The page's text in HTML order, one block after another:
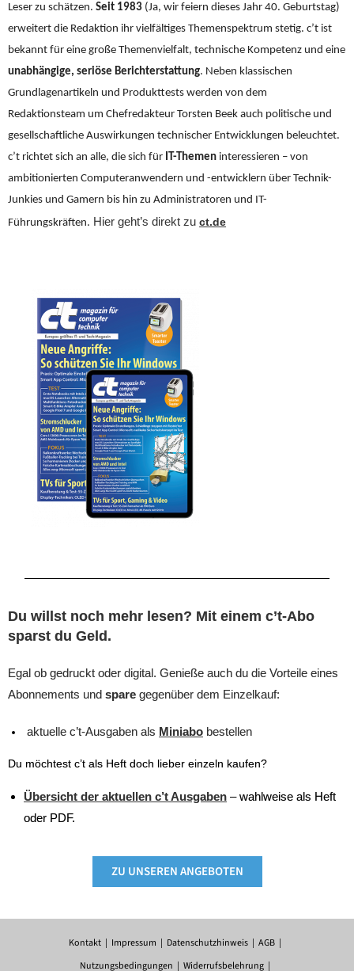
Leser zu schätzen. Seit 1983 (Ja, wir feiern dieses Jahr 40. Geburtstag)
erweitert die Redaktion ihr vielfältiges Themenspektrum stetig. c’t ist
bekannt für eine große Themenvielfalt, technische Kompetenz und eine
unabhängige, seriöse Berichterstattung. Neben klassischen
Grundlagenartikeln und Produkttests werden von dem
Redaktionsteam um Chefredakteur Torsten Beek auch politische und
gesellschaftliche Auswirkungen technischer Entwicklungen beleuchtet.
c’t richtet sich an alle, die sich für IT-Themen interessieren – von
ambitionierten Computeranwendern und -entwicklern über Technik-
Junkies und Gamern bis hin zu Administratoren und IT-
Führungskräften. Hier geht’s direkt zu ct.de
Du willst noch mehr lesen? Mit einem c’t-Abo
sparst du Geld.
Egal ob gedruckt oder digital. Genieße auch du die Vorteile eines
Abonnements und spare gegenüber dem Einzelkauf:
aktuelle c’t-Ausgaben als Miniabo bestellen
Du möchtest c’t als Heft doch lieber einzeln kaufen?
Übersicht der aktuellen c’t Ausgaben – wahlweise als Heft
oder PDF.
ZU UNSEREN ANGEBOTEN
Kontakt Impressum Datenschutzhinweis
AGB
Nutzungsbedingungen
Widerrufsbelehrung